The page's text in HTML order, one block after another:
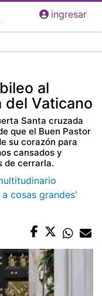
ingresar
al
del Vaticano
Santa cruzada
que el Buen Pastor
su corazón para
cansados y
de cerrarla.
cosas grandes'